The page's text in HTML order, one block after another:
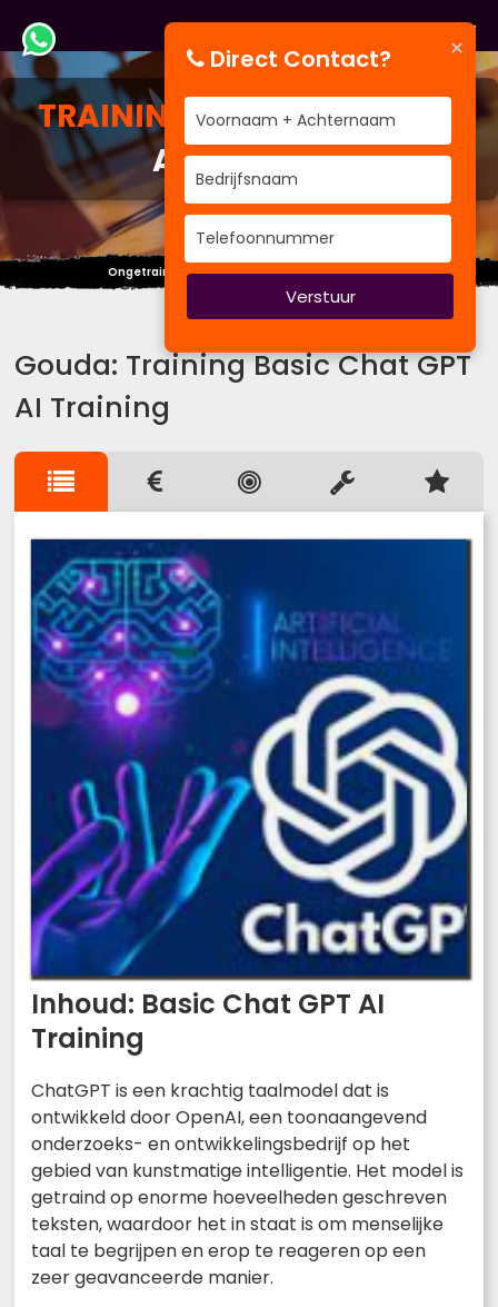
TRAININGBASIC CHAT GPT
AI TRAINING
Ongetraind werken is eigenlijk jezelf bedriegen
Gouda: Training Basic Chat GPT
AI Training
Inhoud: Basic Chat GPT AI
Training
ChatGPT is een krachtig taalmodel dat is
ontwikkeld door OpenAI, een toonaangevend
onderzoeks- en ontwikkelingsbedrijf op het
gebied van kunstmatige intelligentie. Het model is
getraind op enorme hoeveelheden geschreven
teksten, waardoor het in staat is om menselijke
taal te begrijpen en erop te reageren op een
zeer geavanceerde manier.
×
Direct Contact?
Verstuur